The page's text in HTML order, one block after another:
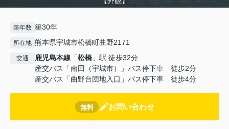
築年数 築30年
所在地 熊本県宇城市松橋町曲野2171
交通 鹿児島本線 「松橋 」駅 徒歩32分
産交バス「南田（宇城市）」バス停下車 徒歩2分
産交バス「曲野台団地入口」バス停下車 徒歩4分
無料 お問い合わせ